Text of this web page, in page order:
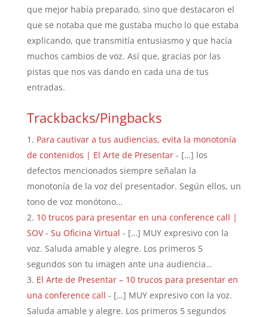
que mejor había preparado, sino que destacaron el
que se notaba que me gustaba mucho lo que estaba
explicando, que transmitía entusiasmo y que hacía
muchos cambios de voz. Así que, gracias por las
pistas que nos vas dando en cada una de tus
entradas.
Trackbacks/Pingbacks
Para cautivar a tus audiencias, evita la monotonía
de contenidos | El Arte de Presentar- […] los
defectos mencionados siempre señalan la
monotonía de la voz del presentador. Según ellos, un
tono de voz monótono…
10 trucos para presentar en una conference call |
SOV - Su Oficina Virtual - […] MUY expresivo con la
voz. Saluda amable y alegre. Los primeros 5
segundos son tu imagen ante una audiencia…
El Arte de Presentar – 10 trucos para presentar en
una conference call - […] MUY expresivo con la voz.
Saluda amable y alegre. Los primeros 5 segundos